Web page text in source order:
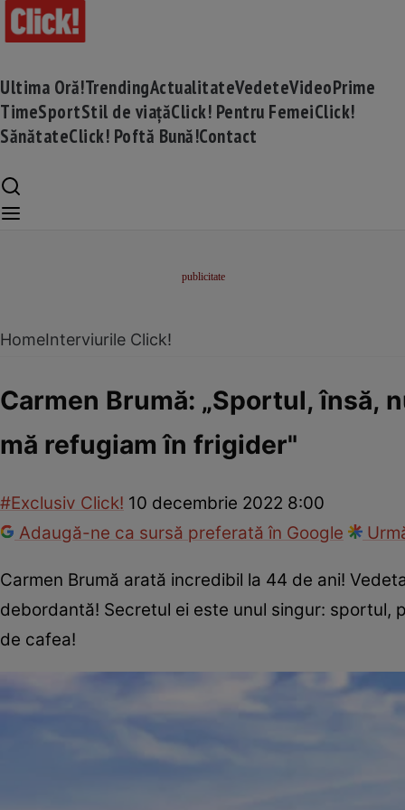
Ultima Oră!TrendingActualitateVedeteVideoPrime
TimeSportStil de viațăClick! Pentru FemeiClick!
SănătateClick! Poftă Bună!Contact
HomeInterviurile Click!
Carmen Brumă: „Sportul, însă,
mă refugiam în frigider"
#Exclusiv Click! 10 decembrie 2022 8:00
Adaugă-ne ca sursă preferată în Google
Carmen Brumă arată incredibil la 44 de ani!
debordantă! Secretul ei este unul singur: sportul,
de cafea!